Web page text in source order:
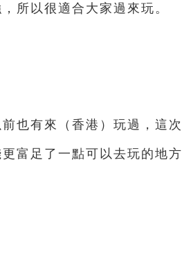
，所以很適合大家過來玩。
有來（香港）玩過，這次
更富足了一點可以去玩的